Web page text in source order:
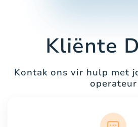
Kliënte
Kontak ons vir hulp met
operateur